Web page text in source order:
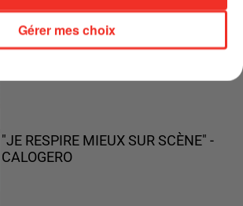
"ON N'EST PAS DES PARENTS
PARFAITS"
"JE RESPIRE MIEUX SUR SCÈNE" -
CALOGERO
Gérer mes choix